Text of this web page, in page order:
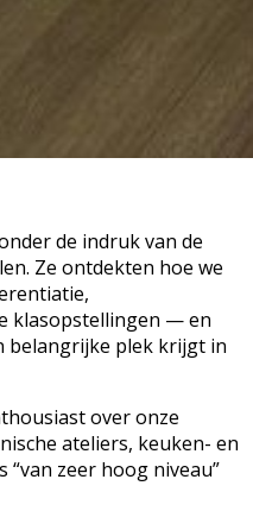
de indruk van de
Ze ontdekten hoe we
klasopstellingen — en
belangrijke plek krijgt in
over onze
ateliers, keuken- en
zeer hoog niveau”